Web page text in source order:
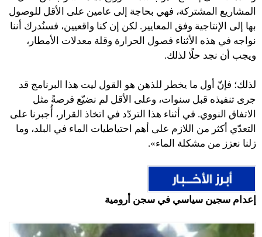
المشاريع المشتركة، فهي بحاجة إلى عامين على الأقل للوصول
بها إلى الإنتاجية وفق المعايير. لكن إن كنا واقعيين، فسنُدرك أننا
نواجه في هذه الأثناء فصول الحرارة وقلة معدلات الأمطار،
ويجب أن نجد حلًا لذلك.
لذلك؛ فإنّ أول ما يخطر للذهن هو القول ليت هذا البرنامج قد
جرى تنفيذه قبل سنوات، وعلى الأقل لم نضيّع فرصةً مثل
الاتفاق النووي. في أثناء هذا التردّد في اتخاذ القرار، أُجبرنا على
التعدّي أكثر من اللازم على أهم احتياطيات الماء في البلد، وما
زلنا نعزز من مشكلة الماء».
إعدام سجين سياسي في سجن أرومية